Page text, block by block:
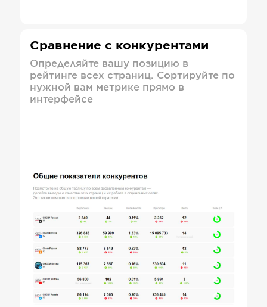
Сравнение с конкурентами
Определяйте вашу позицию в
рейтинге всех страниц. Сортируйте по
нужной вам метрике прямо в
интерфейсе